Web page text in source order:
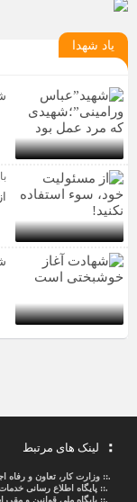
یاد شهدا
لینک های مرتبط
.::وزارت کار، تعاون و رفاه
.::پایگاه اطلاع رسانی